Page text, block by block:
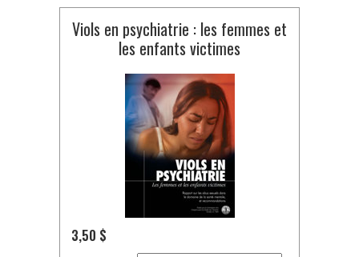
Viols en psychiatrie : les femmes et
les enfants victimes
3,50 $